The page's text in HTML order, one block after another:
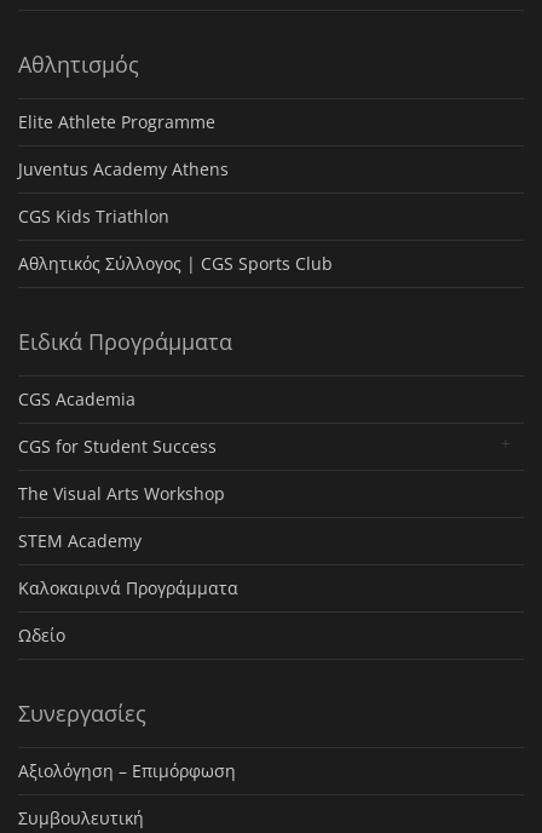
Αθλητισμός
Elite Athlete Programme
Juventus Academy Athens
CGS Kids Triathlon
Αθλητικός Σύλλογος | CGS Sports Club
Ειδικά Προγράμματα
CGS Academia
CGS for Student Success
The Visual Arts Workshop
STEM Academy
Καλοκαιρινά Προγράμματα
Ωδείο
Συνεργασίες
Αξιολόγηση – Επιμόρφωση
Συμβουλευτική